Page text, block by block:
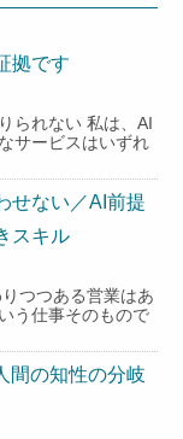
拠です
られない 私は、AI
サービスはいずれ
せない／AI前提
スキル
つつある営業はあ
う仕事そのもので
間の知性の分岐